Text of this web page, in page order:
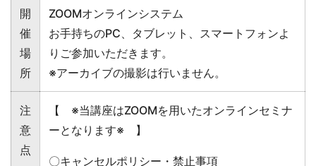
開
催
場
所
ZOOMオンラインシステム
お手持ちのPC、タブレット、スマートフォンよ
りご参加いただきます。
※アーカイブの撮影は行いません。
注
意
点
【 ※当講座はZOOMを用いたオンラインセミナ
ーとなります※ 】
〇キャンセルポリシー・禁止事項